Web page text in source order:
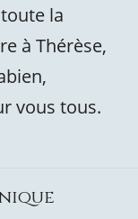
la
à Thérèse,
vous tous.